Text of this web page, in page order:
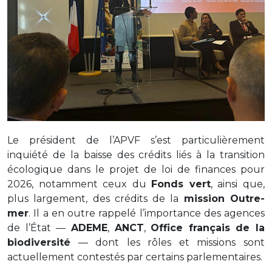
Le président de l’APVF s’est particulièrement
inquiété de la baisse des crédits liés à la transition
écologique dans le projet de loi de finances pour
2026, notamment ceux du
Fonds vert, ainsi que,
plus largement, des crédits de la mission Outre-
mer. Il a en outre rappelé l’importance des agences
de l’État — ADEME, ANCT, Office français de la
biodiversité — dont les rôles et missions sont
actuellement contestés par certains parlementaires.